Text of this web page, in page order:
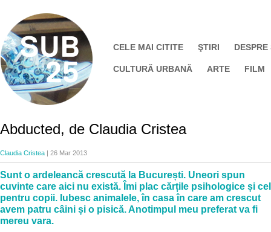
CELE MAI CITITE ŞTIRI DESPRE
CULTURĂ URBANĂ ARTE FILM
Abducted, de Claudia Cristea
Claudia Cristea | 26 Mar 2013
Sunt o ardeleancă crescută la București. Uneori spun
cuvinte care aici nu există. Îmi plac cărțile psihologice și
pentru copii. Iubesc animalele, în casa în care am crescut
avem patru câini și o pisică. Anotimpul meu preferat va fi
mereu vara.